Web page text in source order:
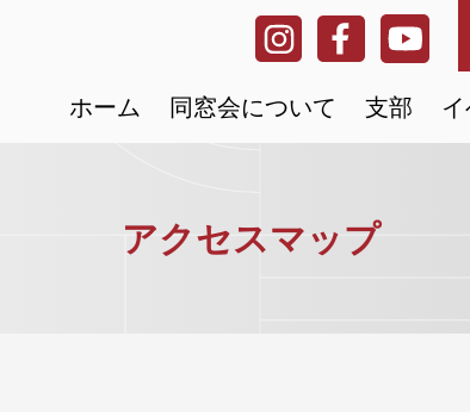
ホーム 同窓会について 支部
アクセスマップ